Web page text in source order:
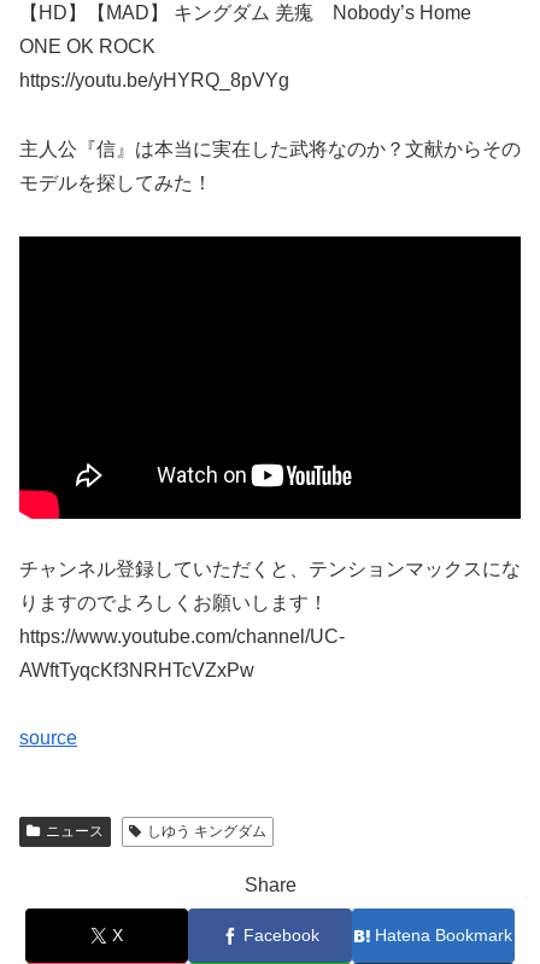
【HD】【MAD】 キングダム 羌瘣 Nobody’s Home
ONE OK ROCK
https://youtu.be/yHYRQ_8pVYg
主人公『信』は本当に実在した武将なのか？文献からその
モデルを探してみた！
チャンネル登録していただくと、テンションマックスにな
りますのでよろしくお願いします！
https://www.youtube.com/channel/UC-
AWftTyqcKf3NRHTcVZxPw
source
ニュース しゆう キングダム
Share
X Facebook Hatena Bookmark